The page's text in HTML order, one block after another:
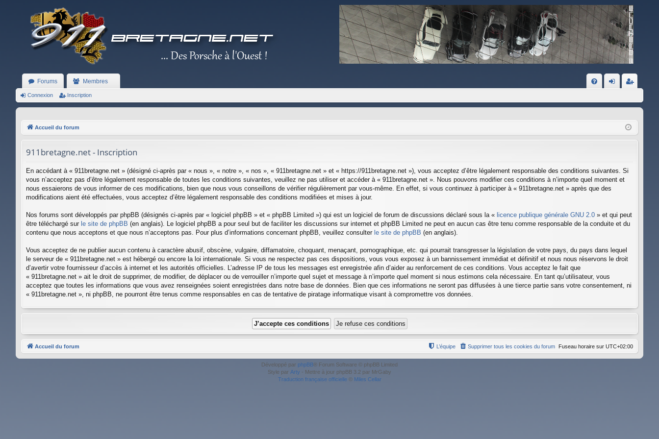
Forums Membres
on
pti
on
Connexion Inscription
Accueil du forum
911bretagne.net - Inscription
En accédant à « 911bretagne.net » (désigné ci-après par « nous », « notre », « nos », « 911bretagne.net » et « https://911bretagne.net »), vous acceptez d’être légalement responsable des conditions suivantes. Si
vous n’acceptez pas d’être légalement responsable de toutes les conditions suivantes, veuillez ne pas utiliser et accéder à « 911bretagne.net ». Nous pouvons modifier ces conditions à n’importe quel moment et
nous essaierons de vous informer de ces modifications, bien que nous vous conseillons de vérifier régulièrement par vous-même. En effet, si vous continuez à participer à « 911bretagne.net » après que des
modifications aient été effectuées, vous acceptez d’être légalement responsable des conditions modifiées et mises à jour.
Nos forums sont développés par phpBB (désignés ci-après par « logiciel phpBB » et « phpBB Limited ») qui est un logiciel de forum de discussions déclaré sous la « licence publique générale GNU 2.0 » et qui peut
être téléchargé sur le site de phpBB (en anglais). Le logiciel phpBB a pour seul but de faciliter les discussions sur internet et phpBB Limited ne peut en aucun cas être tenu comme responsable de la conduite et du
contenu que nous acceptons et que nous n’acceptons pas. Pour plus d’informations concernant phpBB, veuillez consulter le site de phpBB (en anglais).
Vous acceptez de ne publier aucun contenu à caractère abusif, obscène, vulgaire, diffamatoire, choquant, menaçant, pornographique, etc. qui pourrait transgresser la législation de votre pays, du pays dans lequel
le serveur de « 911bretagne.net » est hébergé ou encore la loi internationale. Si vous ne respectez pas ces dispositions, vous vous exposez à un bannissement immédiat et définitif et nous nous réservons le droit
d’avertir votre fournisseur d’accès à internet et les autorités officielles. L’adresse IP de tous les messages est enregistrée afin d’aider au renforcement de ces conditions. Vous acceptez le fait que
« 911bretagne.net » ait le droit de supprimer, de modifier, de déplacer ou de verrouiller n’importe quel sujet et message à n’importe quel moment si nous estimons cela nécessaire. En tant qu’utilisateur, vous
acceptez que toutes les informations que vous avez renseignées soient enregistrées dans notre base de données. Bien que ces informations ne seront pas diffusées à une tierce partie sans votre consentement, ni
« 911bretagne.net », ni phpBB, ne pourront être tenus comme responsables en cas de tentative de piratage informatique visant à compromettre vos données.
Accueil du forum Fuseau horaire sur UTC+02:00
Supprimer tous les cookies du forum
L’équipe
Développé par phpBB® Forum Software © phpBB Limited
Style par Arty - Mettre à jour phpBB 3.2 par MrGaby
Traduction française officielle© Miles Cellar